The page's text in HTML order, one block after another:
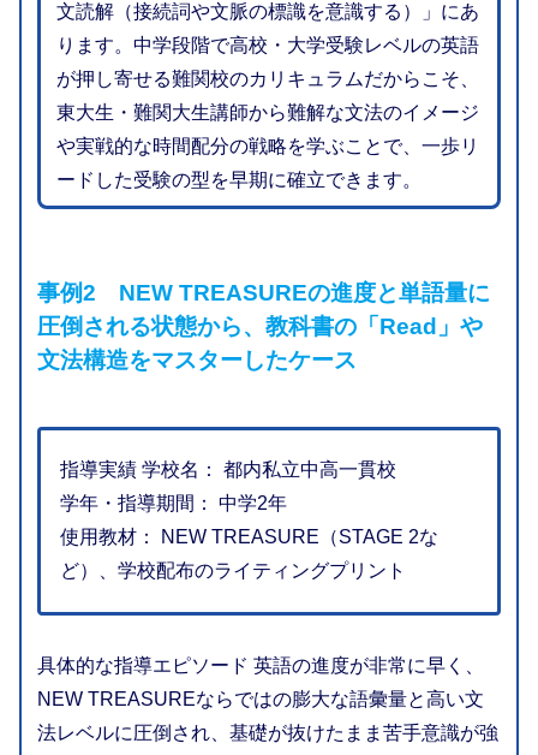
文読解（接続詞や文脈の標識を意識する）」にあ
ります。中学段階で高校・大学受験レベルの英語
が押し寄せる難関校のカリキュラムだからこそ、
東大生・難関大生講師から難解な文法のイメージ
や実戦的な時間配分の戦略を学ぶことで、一歩リ
ードした受験の型を早期に確立できます。
事例2 NEW TREASUREの進度と単語量に
圧倒される状態から、教科書の「Read」や
文法構造をマスターしたケース
指導実績 学校名： 都内私立中高一貫校
学年・指導期間： 中学2年
使用教材： NEW TREASURE（STAGE 2な
ど）、学校配布のライティングプリント
具体的な指導エピソード 英語の進度が非常に早く、
NEW TREASUREならではの膨大な語彙量と高い文
法レベルに圧倒され、基礎が抜けたまま苦手意識が強